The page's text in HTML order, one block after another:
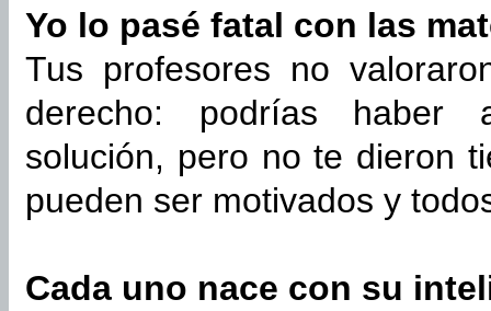
Yo lo pasé fatal con las
Tus profesores no
derecho: podrías haber
solución, pero no te dieron
pueden ser motivados y
Cada uno nace con su